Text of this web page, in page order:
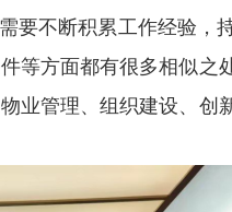
要不断积累工作经验，
等方面都有很多相似之
业管理、组织建设、创